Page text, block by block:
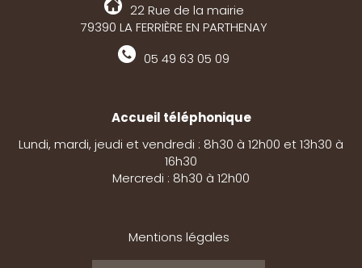
22 Rue de la mairie
79390 LA FERRIÈRE EN PARTHENAY
05 49 63 05 09
Accueil téléphonique
Lundi, mardi, jeudi et vendredi : 8h30 à 12h00 et 13h30 à
16h30
Mercredi : 8h30 à 12h00
Mentions légales